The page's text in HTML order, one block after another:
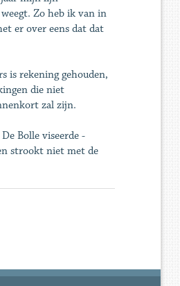
Zo heb ik van in
er over eens dat dat
is rekening gehouden,
die niet
zal zijn.
Bolle viseerde -
strookt niet met de